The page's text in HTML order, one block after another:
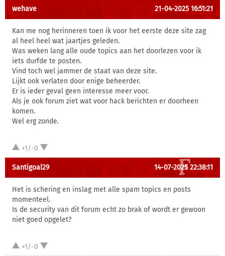
wehave 21-04-2025 16:51:21
Kan me nog herinneren toen ik voor het eerste deze site zag
al heel heel wat jaartjes geleden.
Was weken lang alle oude topics aan het doorlezen voor ik
iets durfde te posten.
Vind toch wel jammer de staat van deze site.
Lijkt ook verlaten door enige beheerder.
Er is ieder geval geen interesse meer voor.
Als je ook forum ziet wat voor hack berichten er doorheen
komen.
Wel erg zonde.
+1/-0
Santigoal29 14-07-2025 22:38:11
Het is schering en inslag met alle spam topics en posts
momenteel.
Is de security van dit forum echt zo brak of wordt er gewoon
niet goed opgelet?
+1/-0